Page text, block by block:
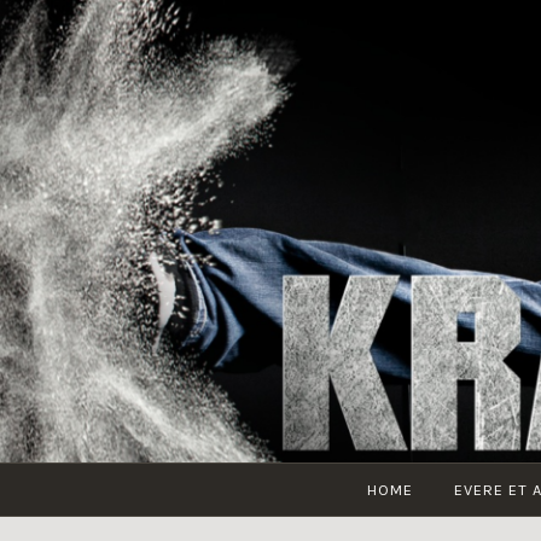
Accéder
au
contenu
principal
HOME EVERE ET